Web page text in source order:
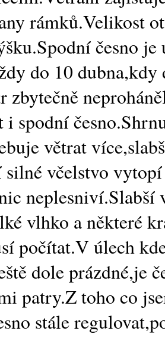
rámků.Velikost
česno
do 10 dubna,kdy
zbytečně
i spodní
větrat
včelstvo
vlhko a některé
počítat.V úlech
dole prázdné,je
patry.Z toho co
stále